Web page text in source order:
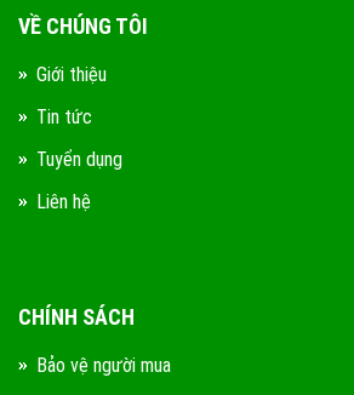
VỀ CHÚNG TÔI
Giới thiệu
Tin tức
Tuyển dụng
Liên hệ
CHÍNH SÁCH
Bảo vệ người mua